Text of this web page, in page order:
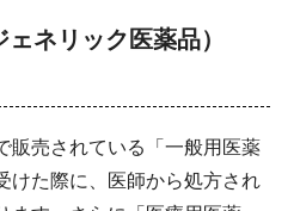
ネリック医薬品）
販売されている「一般用医薬
けた際に、医師から処方され